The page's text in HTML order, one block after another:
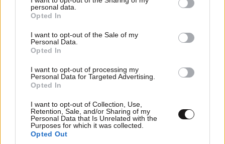
grant or deny consent to Google and its third-party tags to
use your data for below specified purposes in below Google
consent section.
personal data.
Opted In
I want to opt-out of the Sale of my
Personal Data.
Opted In
I want to opt-out of processing my
Personal Data for Targeted Advertising.
Opted In
I want to opt-out of Collection, Use,
Retention, Sale, and/or Sharing of my
Personal Data that Is Unrelated with the
Purposes for which it was collected.
Opted Out